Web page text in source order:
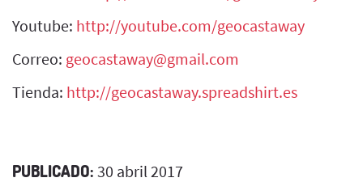
Youtube: http://youtube.com/geocastaway
Correo: geocastaway@gmail.com
Tienda: http://geocastaway.spreadshirt.es
PUBLICADO: 30 abril 2017